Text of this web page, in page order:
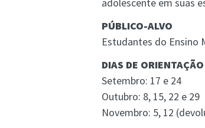
PÚBLICO-ALVO
Estudantes do Ensino
DIAS DE ORIENTAÇÃO
Setembro: 17 e 24
Outubro: 8, 15, 22 e 29
Novembro: 5, 12